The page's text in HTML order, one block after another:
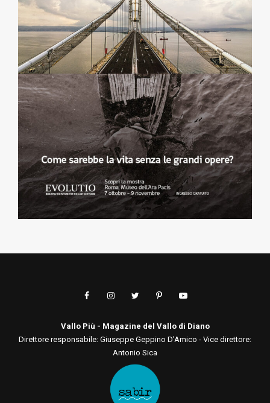
Vallo Più - Magazine del Vallo di Diano
Direttore responsabile: Giuseppe Geppino D’Amico - Vice direttore:
Antonio Sica